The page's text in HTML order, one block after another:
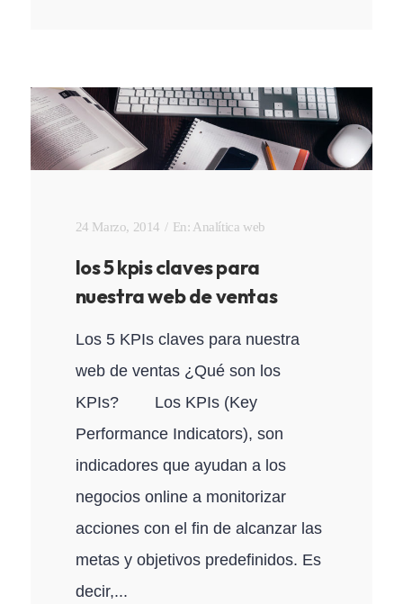
24 Marzo, 2014 En: Analítica web
los 5 kpis claves para
nuestra web de ventas
Los 5 KPIs claves para nuestra
web de ventas ¿Qué son los
KPIs? Los KPIs (Key
Performance Indicators), son
indicadores que ayudan a los
negocios online a monitorizar
acciones con el fin de alcanzar las
metas y objetivos predefinidos. Es
decir,...